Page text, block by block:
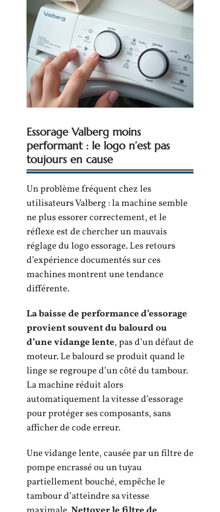
Essorage Valberg moins
performant : le logo n’est pas
toujours en cause
Un problème fréquent chez les
utilisateurs Valberg : la machine semble
ne plus essorer correctement, et le
réflexe est de chercher un mauvais
réglage du logo essorage. Les retours
d’expérience documentés sur ces
machines montrent une tendance
différente.
La baisse de performance d’essorage
provient souvent du balourd ou
d’une vidange lente, pas d’un défaut de
moteur. Le balourd se produit quand le
linge se regroupe d’un côté du tambour.
La machine réduit alors
automatiquement la vitesse d’essorage
pour protéger ses composants, sans
afficher de code erreur.
Une vidange lente, causée par un filtre de
pompe encrassé ou un tuyau
partiellement bouché, empêche le
tambour d’atteindre sa vitesse